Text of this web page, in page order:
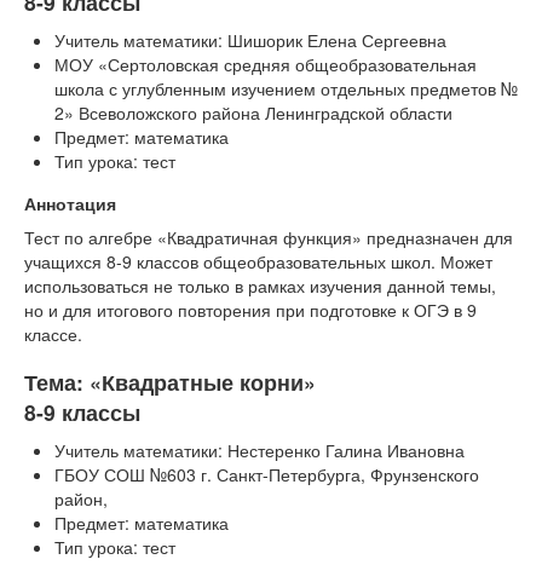
Учитель математики: Шишорик Елена Сергеевна
МОУ «Сертоловская средняя общеобразовательная
школа с углубленным изучением отдельных предметов №
2» Всеволожского района Ленинградской области
Предмет: математика
Тип урока: тест
Аннотация
Тест по алгебре «Квадратичная функция» предназначен для
учащихся 8-9 классов общеобразовательных школ. Может
использоваться не только в рамках изучения данной темы,
но и для итогового повторения при подготовке к ОГЭ в 9
классе.
Тема: «Квадратные корни»
8-9 классы
Учитель математики: Нестеренко Галина Ивановна
ГБОУ СОШ №603 г. Санкт-Петербурга, Фрунзенского
район,
Предмет: математика
Тип урока: тест